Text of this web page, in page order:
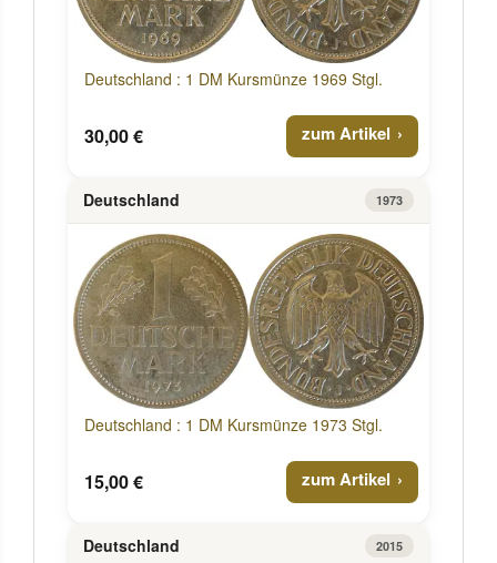
Deutschland : 1 DM Kursmünze 1969 Stgl.
30,00 € zum Artikel
Deutschland 1973
Deutschland : 1 DM Kursmünze 1973 Stgl.
15,00 € zum Artikel
Deutschland 2015